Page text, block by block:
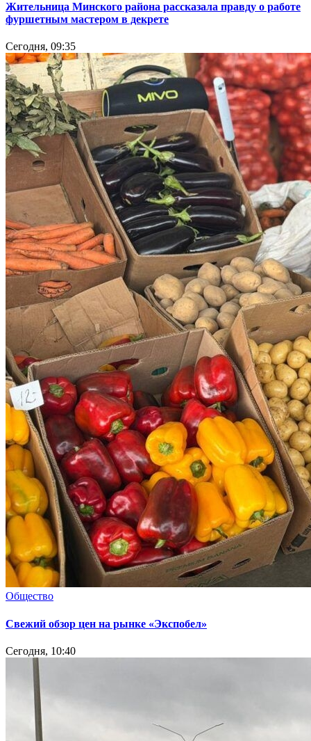
Жительница Минского района рассказала правду о работе
фуршетным мастером в декрете
Сегодня, 09:35
Общество
Свежий обзор цен на рынке «Экспобел»
Сегодня, 10:40